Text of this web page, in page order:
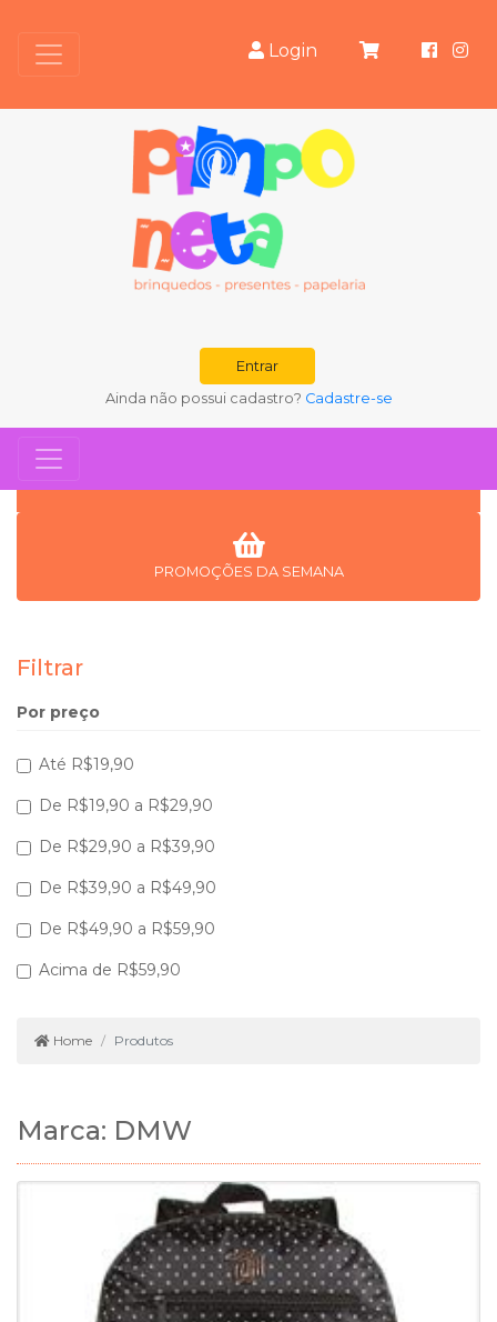
Login
Entrar
Ainda não possui cadastro? Cadastre-se
PROMOÇÕES DA SEMANA
Filtrar
Por preço
Até R$19,90
De R$19,90 a R$29,90
De R$29,90 a R$39,90
De R$39,90 a R$49,90
De R$49,90 a R$59,90
Acima de R$59,90
Home Produtos
Marca: DMW